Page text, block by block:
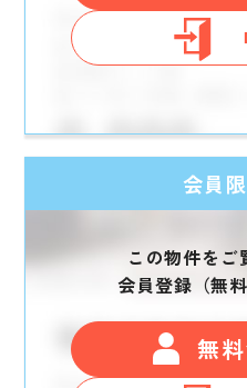
会員
この物件をご
会員登録（無
無